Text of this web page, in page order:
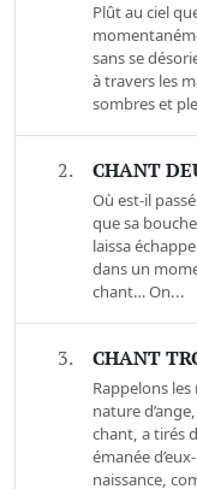
Plût au ciel
sans se
à travers les
sombres et
2. CHANT
Où est-il
que sa
laissa
dans un
chant… On...
3. CHANT
Rappelons
nature
chant, a tirés
émanée
naissance,